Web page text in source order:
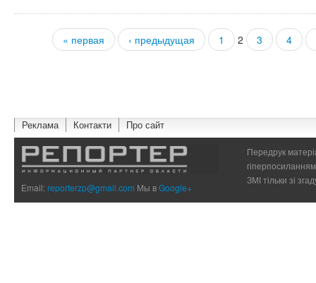
Страницы
« первая ‹ предыдущая 1 2 3 4
Реклама Контакти Про сайт
Email:reporterzp@gmail.com Мы вGoogle+
Передрук
ЗМІ тільки зі